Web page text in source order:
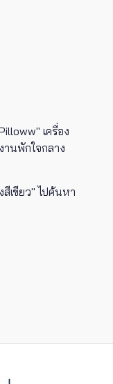
เครื่อง
นพักใจกลาง
เขียว" ไปค้นหา